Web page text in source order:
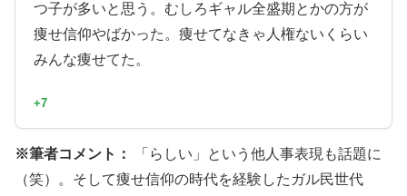
つ子が多いと思う。むしろギャル全盛期とかの方が
痩せ信仰やばかった。痩せてなきゃ人権ないくらい
みんな痩せてた。
+7
※筆者コメント：
「らしい」という他人事表現も話題に
（笑）。そして痩せ信仰の時代を経験したガル民世代